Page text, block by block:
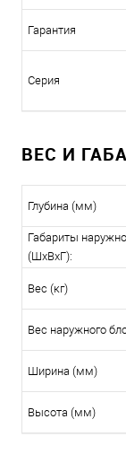
Гарантия
Серия
ВЕС И
Глубина (мм)
Габариты
(ШxВxГ):
Вес (кг)
Вес наружного
Ширина (мм)
Высота (мм)